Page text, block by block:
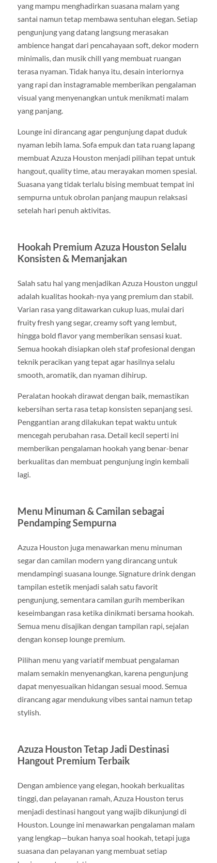
yang mampu menghadirkan suasana malam yang
santai namun tetap membawa sentuhan elegan. Setiap
pengunjung yang datang langsung merasakan
ambience hangat dari pencahayaan soft, dekor modern
minimalis, dan musik chill yang membuat ruangan
terasa nyaman. Tidak hanya itu, desain interiornya
yang rapi dan instagramable memberikan pengalaman
visual yang menyenangkan untuk menikmati malam
yang panjang.
Lounge ini dirancang agar pengunjung dapat duduk
nyaman lebih lama. Sofa empuk dan tata ruang lapang
membuat Azuza Houston menjadi pilihan tepat untuk
hangout, quality time, atau merayakan momen spesial.
Suasana yang tidak terlalu bising membuat tempat ini
sempurna untuk obrolan panjang maupun relaksasi
setelah hari penuh aktivitas.
Hookah Premium Azuza Houston Selalu
Konsisten & Memanjakan
Salah satu hal yang menjadikan Azuza Houston unggul
adalah kualitas hookah-nya yang premium dan stabil.
Varian rasa yang ditawarkan cukup luas, mulai dari
fruity fresh yang segar, creamy soft yang lembut,
hingga bold flavor yang memberikan sensasi kuat.
Semua hookah disiapkan oleh staf profesional dengan
teknik peracikan yang tepat agar hasilnya selalu
smooth, aromatik, dan nyaman dihirup.
Peralatan hookah dirawat dengan baik, memastikan
kebersihan serta rasa tetap konsisten sepanjang sesi.
Penggantian arang dilakukan tepat waktu untuk
mencegah perubahan rasa. Detail kecil seperti ini
memberikan pengalaman hookah yang benar-benar
berkualitas dan membuat pengunjung ingin kembali
lagi.
Menu Minuman & Camilan sebagai
Pendamping Sempurna
Azuza Houston juga menawarkan menu minuman
segar dan camilan modern yang dirancang untuk
mendampingi suasana lounge. Signature drink dengan
tampilan estetik menjadi salah satu favorit
pengunjung, sementara camilan gurih memberikan
keseimbangan rasa ketika dinikmati bersama hookah.
Semua menu disajikan dengan tampilan rapi, sejalan
dengan konsep lounge premium.
Pilihan menu yang variatif membuat pengalaman
malam semakin menyenangkan, karena pengunjung
dapat menyesuaikan hidangan sesuai mood. Semua
dirancang agar mendukung vibes santai namun tetap
stylish.
Azuza Houston Tetap Jadi Destinasi
Hangout Premium Terbaik
Dengan ambience yang elegan, hookah berkualitas
tinggi, dan pelayanan ramah, Azuza Houston terus
menjadi destinasi hangout yang wajib dikunjungi di
Houston. Lounge ini menawarkan pengalaman malam
yang lengkap—bukan hanya soal hookah, tetapi juga
suasana dan pelayanan yang membuat setiap